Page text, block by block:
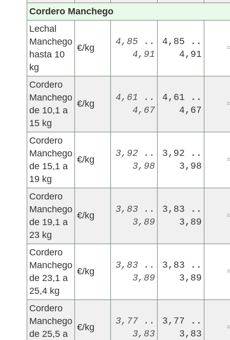
Cordero Manchego
Lechal
Manchego
hasta 10
kg
€/kg
4,85 ..
4,91
4,85 ..
4,91
Cordero
Manchego
de 10,1 a
15 kg
€/kg
4,61 ..
4,67
4,61 ..
4,67
Cordero
Manchego
de 15,1 a
19 kg
€/kg
3,92 ..
3,98
3,92 ..
3,98
Cordero
Manchego
de 19,1 a
23 kg
€/kg
3,83 ..
3,89
3,83 ..
3,89
Cordero
Manchego
de 23,1 a
25,4 kg
€/kg
3,83 ..
3,89
3,83 ..
3,89
Cordero
Manchego
de 25,5 a
€/kg
3,77 ..
3,83
3,77 ..
3,83